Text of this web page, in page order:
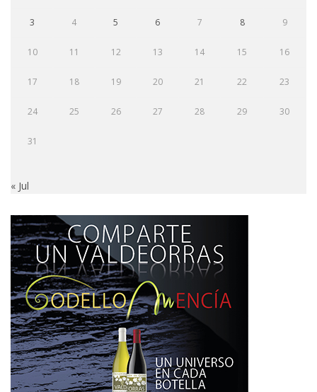
3 4 5 6 7 8 9
10 11 12 13 14 15 16
17 18 19 20 21 22 23
24 25 26 27 28 29 30
31
« Jul